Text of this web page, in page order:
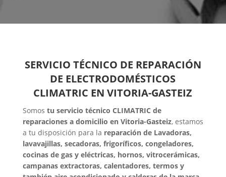
SERVICIO TÉCNICO DE REPARACIÓN
DE ELECTRODOMÉSTICOS
CLIMATRIC EN VITORIA-GASTEIZ
Somos tu servicio técnico CLIMATRIC de
reparaciones a domicilio en Vitoria-Gasteiz, estamos
a tu disposición para la reparación de Lavadoras,
lavavajillas, secadoras, frigoríficos, congeladores,
cocinas de gas y eléctricas, hornos, vitrocerámicas,
campanas extractoras, calentadores, termos y